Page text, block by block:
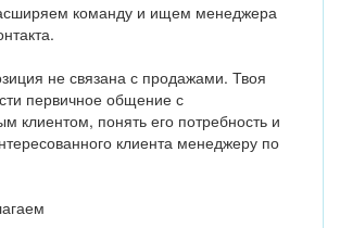
команду и ищем менеджера
не связана с продажами. Твоя
первичное общение с
клиентом, понять его потребность и
клиента менеджеру по